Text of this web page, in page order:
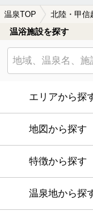
温泉TOP 北陸・甲信
温浴施設を探す
エリアから探
地図から探す
特徴から探す
温泉地から探